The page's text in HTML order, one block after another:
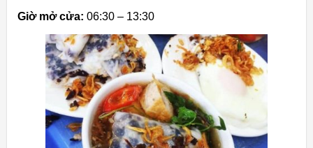
Giờ mở cửa: 06:30 – 13:30